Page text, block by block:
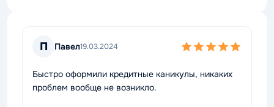
П Павел19.03.2024
Быстро оформили кредитные каникулы, никаких
проблем вообще не возникло.